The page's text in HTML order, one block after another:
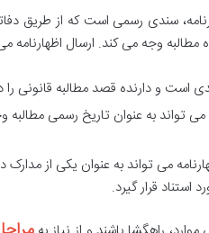
سندی رسمی است که از طریق
وجه می کند. ارسال اظهارنامه
است و دارنده قصد مطالبه قانونی را
می تواند به عنوان تاریخ رسمی
می تواند به عنوان یکی از
قرار گیرد.